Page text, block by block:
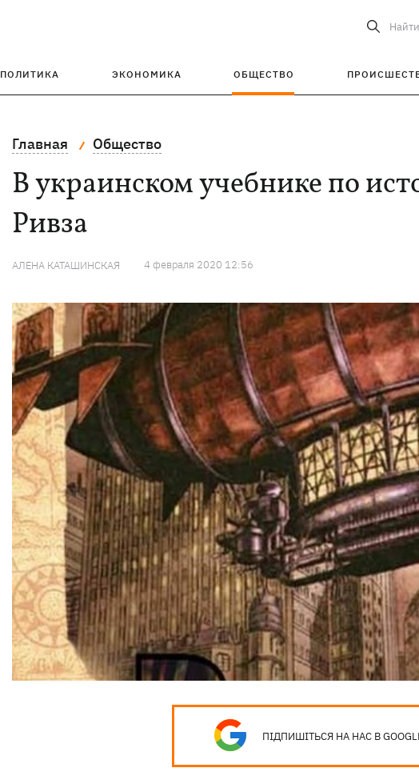
Найти
ПОЛИТИКА ЭКОНОМИКА ОБЩЕСТВО
Главная Общество
В украинском учебнике по
Ривза
АЛЕНА КАТАШИНСКАЯ 4 февраля 2020 12:56
ПІДПИШІТЬСЯ НА НАС В